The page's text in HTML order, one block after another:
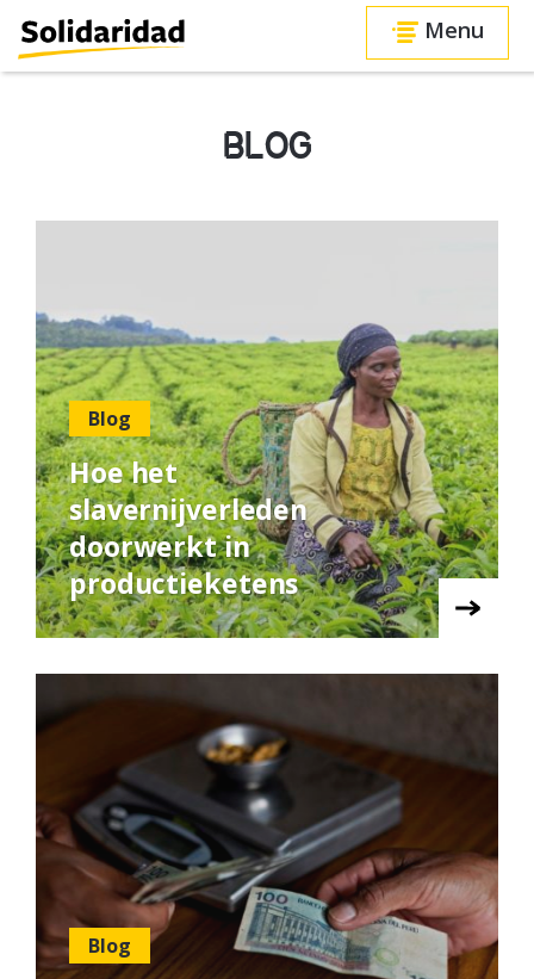
Menu
BLOG
Blog
Hoe het
slavernijverleden
doorwerkt in
productieketens
Blog